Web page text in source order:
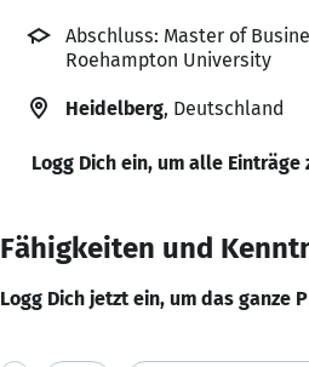
Abschluss: Master of
Roehampton University
Heidelberg, Deutschland
Logg Dich ein, um alle Einträge
Fähigkeiten und
Logg Dich jetzt ein, um das ganze